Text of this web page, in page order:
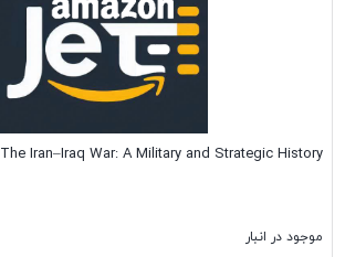
The Iran–Iraq War: A Military and Strategic History
موجود در انبار